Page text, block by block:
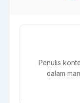
Penulis
dalam